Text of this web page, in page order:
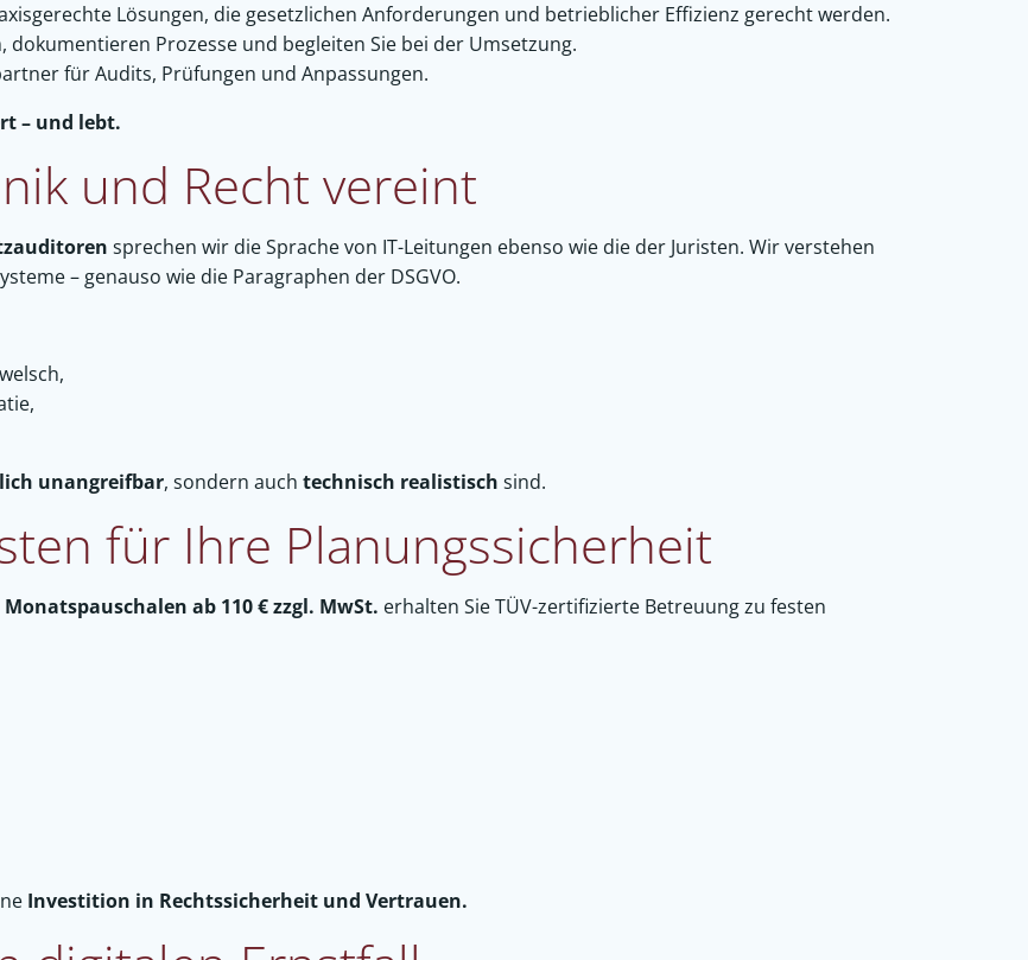
Lösungen, die gesetzlichen Anforderungen und betrieblicher Effizienz gerecht werden.
dokumentieren Prozesse und begleiten Sie bei der Umsetzung.
für Audits, Prüfungen und Anpassungen.
– und lebt.
und Recht vereint
sprechen wir die Sprache von IT-Leitungen ebenso wie die der Juristen. Wir verstehen
– genauso wie die Paragraphen der DSGVO.
unangreifbar, sondern auch technisch realistisch sind.
für Ihre Planungssicherheit
ab 110 € zzgl. MwSt. erhalten Sie TÜV-zertifizierte Betreuung zu festen
Investition in Rechtssicherheit und Vertrauen.